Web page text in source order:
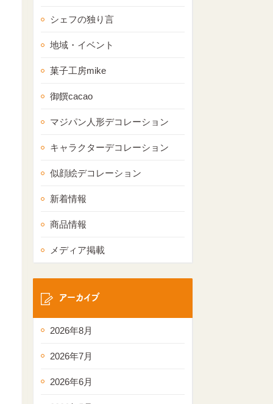
シェフの独り言
地域・イベント
菓子工房mike
御饌cacao
マジパン人形デコレーション
キャラクターデコレーション
似顔絵デコレーション
新着情報
商品情報
メディア掲載
アーカイブ
2026年8月
2026年7月
2026年6月